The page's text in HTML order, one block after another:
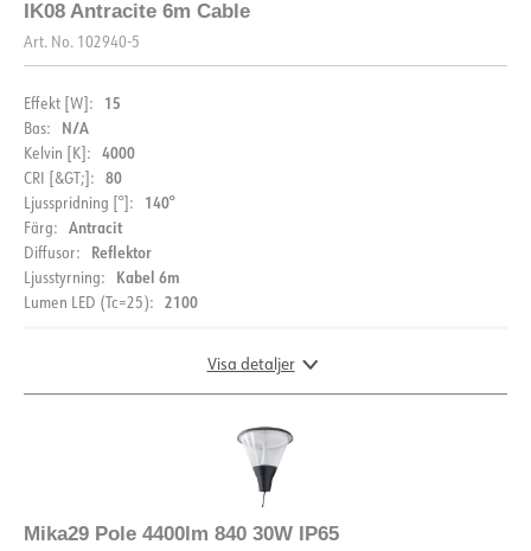
IK08 Antracite 6m Cable
Art. No. 102940-5
Effekt [W]: 15
Bas: N/A
Kelvin [K]: 4000
CRI [&GT;]: 80
Ljusspridning [°]: 140°
Färg: Antracit
Diffusor: Reflektor
Ljusstyrning: Kabel 6m
Lumen LED (Tc=25): 2100
Visa detaljer
Mika29 Pole 4400lm 840 30W IP65